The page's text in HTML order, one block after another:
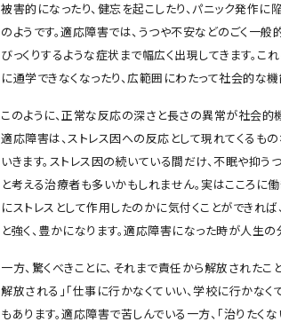
被害的になったり、健忘を起こしたり、パニック発作に
のようです。適応障害では、うつや不安などのごく一
びっくりするような症状まで幅広く出現してきます。こ
に通学できなくなったり、広範囲にわたって社会的な機
このように、正常な反応の深さと長さの異常が社会的
適応障害は、ストレス因への反応として現れてくるも
いきます。ストレス因の続いている間だけ、不眠や抑
と考える治療者も多いかもしれません。実はこころに
にストレスとして作用したのかに気付くことができれ
と強く、豊かになります。適応障害になった時が人生の
一方、驚くべきことに、それまで責任から解放された
解放される」「仕事に行かなくていい、学校に行かなく
もあります。適応障害で苦しんでいる一方、「治りたく